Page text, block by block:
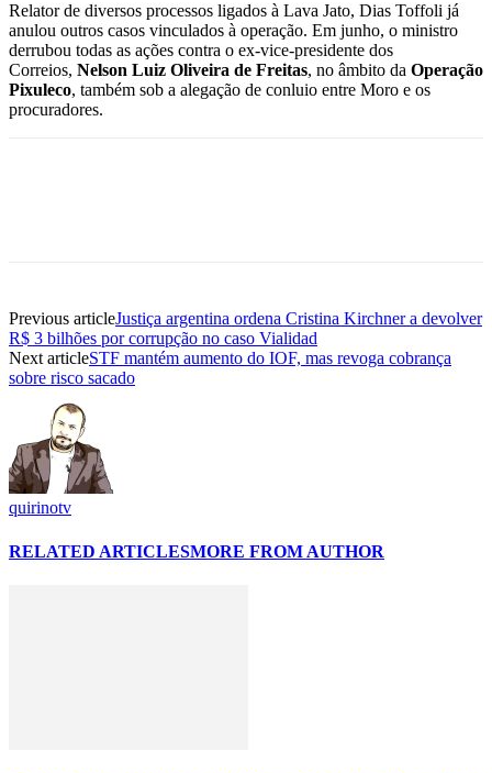
Relator de diversos processos ligados à Lava Jato, Dias Toffoli já
anulou outros casos vinculados à operação. Em junho, o ministro
derrubou todas as ações contra o ex-vice-presidente dos
Correios, Nelson Luiz Oliveira de Freitas, no âmbito da Operação
Pixuleco, também sob a alegação de conluio entre Moro e os
procuradores.
Previous articleJustiça argentina ordena Cristina Kirchner a devolver
R$ 3 bilhões por corrupção no caso Vialidad
Next articleSTF mantém aumento do IOF, mas revoga cobrança
sobre risco sacado
quirinotv
RELATED ARTICLESMORE FROM AUTHOR